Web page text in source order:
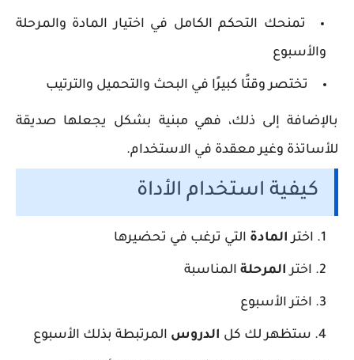
تمنحك التحكم الكامل في اختيار المادة والمرحلة
والأسبوع
تختصر وقتًا كبيرًا في البحث والتحميل والترتيب
بالإضافة إلى ذلك، فهي مبنية بشكل يجعلها صديقة
للأساتذة وغير معقدة في الاستخدام.
كيفية استخدام الأداة
اختر المادة التي ترغب في تحضيرها
اخترالمرحلة المناسبة
اختر الأسبوع
ستظهر لك كل الدروس المرتبطة بذلك الأسبوع